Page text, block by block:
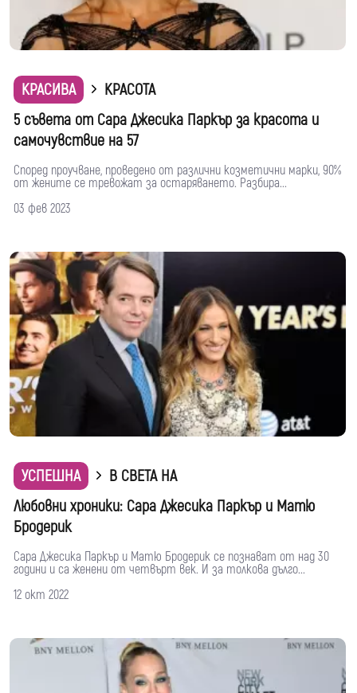
КРАСИВА
КРАСОТА
5 съвета от Сара Джесика Паркър за красота и
самочувствие на 57
Според проучване, проведено от различни козметични марки, 90%
от жените се тревожат за остаряването. Разбира...
03 фев 2023
УСПЕШНА
В СВЕТА НА
Любовни хроники: Сара Джесика Паркър и Матю
Бродерик
Сара Джесика Паркър и Матю Бродерик се познават от над 30
години и са женени от четвърт век. И за толкова дълго...
12 окт 2022